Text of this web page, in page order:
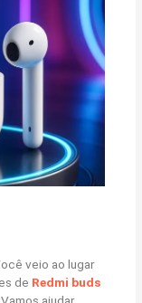
veio ao lugar
de Redmi buds